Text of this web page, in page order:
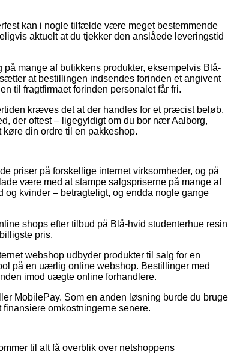
kan i nogle tilfælde være meget bestemmende
aktuelt at du tjekker den anslåede leveringstid
mange af butikkens produkter, eksempelvis Blå-
at bestillingen indsendes forinden et angivent
til fragtfirmaet forinden personalet får fri.
kræves det at der handles for et præcist beløb.
der oftest – ligegyldigt om du bor nær Aalborg,
din ordre til en pakkeshop.
priser på forskellige internet virksomheder, og på
være med at stampe salgspriserne på mange af
kvinder – betragteligt, og endda nogle gange
shops efter tilbud på Blå-hvid studenterhue resin
pris.
webshop udbyder produkter til salg for en
på en uærlig online webshop. Bestillinger med
imod uægte online forhandlere.
MobilePay. Som en anden løsning burde du bruge
omkostningerne senere.
til alt få overblik over netshoppens